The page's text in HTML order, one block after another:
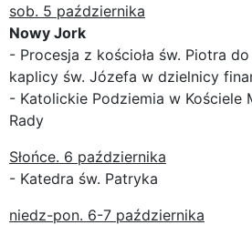
sob. 5 października
Nowy Jork
- Procesja z kościoła św. Piotra
kaplicy św. Józefa w dzielnicy
- Katolickie Podziemia w Kościele
Rady
Słońce. 6 października
- Katedra św. Patryka
niedz-pon. 6-7 października